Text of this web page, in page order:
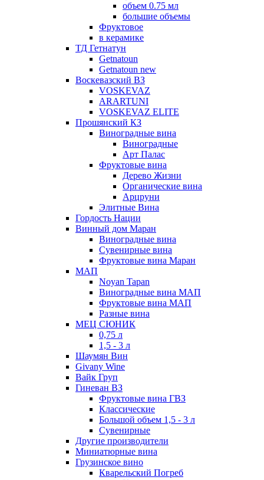
объем 0.75 мл
большие объемы
Фруктовое
в керамике
ТД Гетнатун
Getnatoun
Getnatoun new
Воскевазский ВЗ
VOSKEVAZ
ARARTUNI
VOSKEVAZ ELITE
Прошянский КЗ
Виноградные вина
Виноградные
Арт Палас
Фруктовые вина
Дерево Жизни
Органические вина
Арцруни
Элитные Вина
Гордость Нации
Винный дом Маран
Виноградные вина
Сувенирные вина
Фруктовые вина Маран
МАП
Noyan Tapan
Виноградные вина МАП
Фруктовые вина МАП
Разные вина
МЕЦ СЮНИК
0,75 л
1,5 - 3 л
Шаумян Вин
Givany Wine
Вайк Груп
Гиневан ВЗ
Фруктовые вина ГВЗ
Классические
Большой объем 1,5 - 3 л
Сувенирные
Другие производители
Миниатюрные вина
Грузинское вино
Кварельский Погреб